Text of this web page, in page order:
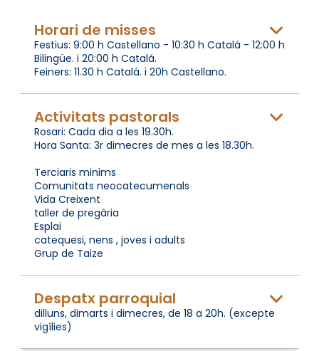
Horari de misses
Festius: 9:00 h Castellano - 10:30 h Catalá - 12:00 h
Bilingüe. i 20:00 h Catalá.
Feiners: 11.30 h Catalá. i 20h Castellano.
Activitats pastorals
Rosari: Cada dia a les 19.30h.
Hora Santa: 3r dimecres de mes a les 18.30h.
Terciaris minims
Comunitats neocatecumenals
Vida Creixent
taller de pregària
Esplai
catequesi, nens , joves i adults
Grup de Taize
Despatx parroquial
dilluns, dimarts i dimecres, de 18 a 20h. (excepte
vigílies)